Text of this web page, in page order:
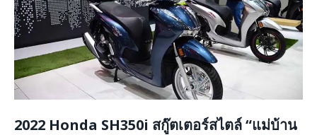
2022 Honda SH350i สกู๊ตเตอร์สไตล์ “แม่บ้าน